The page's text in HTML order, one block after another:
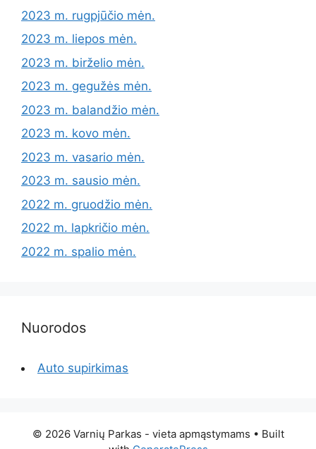
2023 m. rugpjūčio mėn.
2023 m. liepos mėn.
2023 m. birželio mėn.
2023 m. gegužės mėn.
2023 m. balandžio mėn.
2023 m. kovo mėn.
2023 m. vasario mėn.
2023 m. sausio mėn.
2022 m. gruodžio mėn.
2022 m. lapkričio mėn.
2022 m. spalio mėn.
Nuorodos
Auto supirkimas
© 2026 Varnių Parkas - vieta apmąstymams • Built